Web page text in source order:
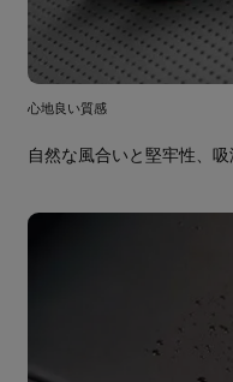
心地良い質感
自然な風合いと堅牢性、